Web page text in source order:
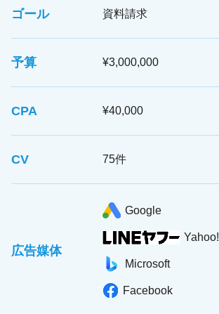
ゴール 資料請求
予算 ¥3,000,000
CPA ¥40,000
CV 75件
広告媒体
Google
Yahoo!
Microsoft
Facebook